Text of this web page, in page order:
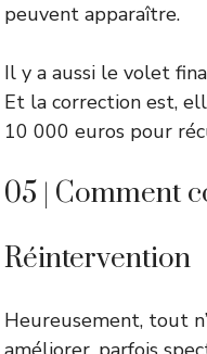
peuvent apparaître.
Il y a aussi le volet
Et la correction est,
10 000 euros pour
05 | Comment
Réintervention
Heureusement, tout